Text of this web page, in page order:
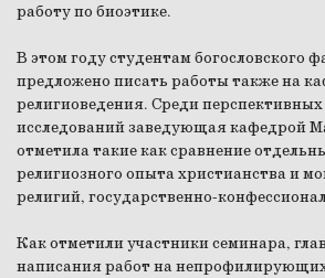
работу по биоэтике.
В этом году студентам богословского
предложено писать работы также на
религиоведения. Среди
исследований заведующая кафедрой
отметила такие как сравнение
религиозного опыта христианства и
религий, государственно-
Как отметили участники семинара,
написания работ на